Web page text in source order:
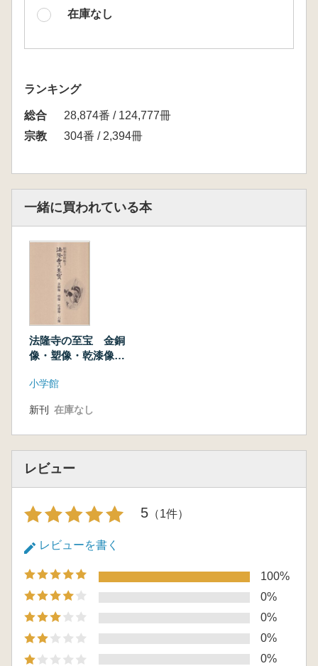
在庫なし
ランキング
総合
28,874番 / 124,777冊
宗教
304番 / 2,394冊
一緒に買われている本
法隆寺の至宝 金銅
像・塑像・乾漆像・
小学館
新刊 在庫なし
レビュー
5 （1件）
レビューを書く
100%
0%
0%
0%
0%